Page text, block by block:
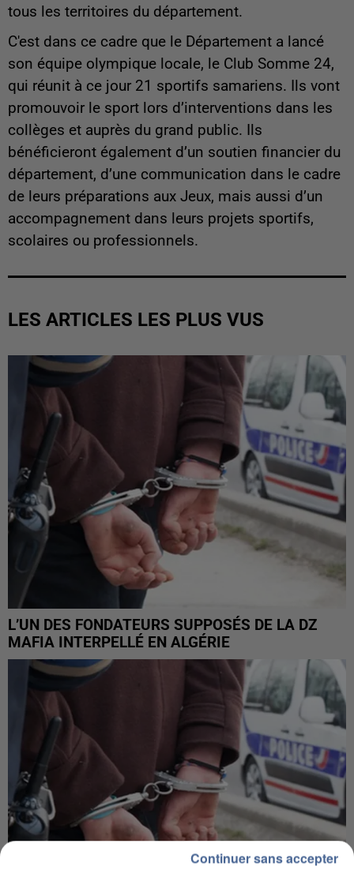
tous les territoires du département.
C'est dans ce cadre que le Département a lancé
son équipe olympique locale, le Club Somme 24,
qui réunit à ce jour 21 sportifs samariens. Ils vont
promouvoir le sport lors d’interventions dans les
collèges et auprès du grand public. Ils
bénéficieront également d’un soutien financier du
département, d’une communication dans le cadre
de leurs préparations aux Jeux, mais aussi d’un
accompagnement dans leurs projets sportifs,
scolaires ou professionnels.
LES ARTICLES LES PLUS VUS
L’UN DES FONDATEURS SUPPOSÉS DE LA DZ
MAFIA INTERPELLÉ EN ALGÉRIE
Continuer sans accepter